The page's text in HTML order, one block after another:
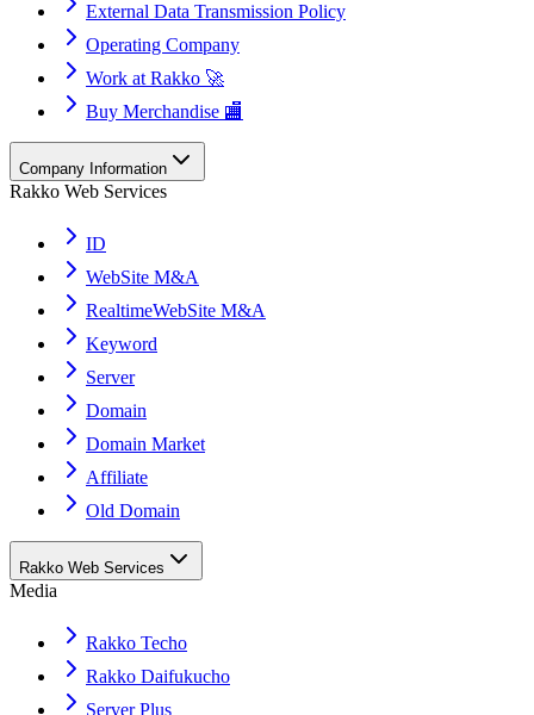
External Data Transmission Policy
Operating Company
Work at Rakko 🚀
Buy Merchandise 🏬
Company Information
Rakko Web Services
ID
WebSite M&A
RealtimeWebSite M&A
Keyword
Server
Domain
Domain Market
Affiliate
Old Domain
Rakko Web Services
Media
Rakko Techo
Rakko Daifukucho
Server Plus